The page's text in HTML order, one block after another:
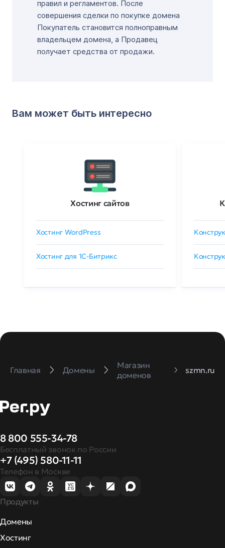
правил и регламентов. После
совершения сделки по покупке домена
Покупатель становится полноправным
владельцем домена, а Продавец
получает средства от продажи.
Вам может быть интересно
Хостинг сайтов
Хостинг WordPress
Хостинг для 1C-Битрикс
Главная Домены
Магазин
доменов
szmn.ru
8 800 555-34-78
Бесплатный звонок по России
+7 (495) 580-11-11
Телефон в Москве
Продукты
Домены
Хостинг